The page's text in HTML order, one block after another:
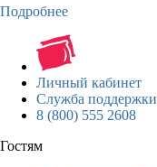
Подробнее
Личный кабинет
Служба поддержки
8 (800) 555 2608
Гостям